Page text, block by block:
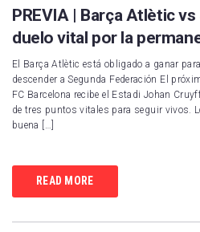
PREVIA | Barça Atlètic
duelo vital por la
El Barça Atlètic está obligado a ganar
descender a Segunda Federación El
FC Barcelona recibe el Estadi Johan
de tres puntos vitales para seguir vivos.
buena […]
READ MORE